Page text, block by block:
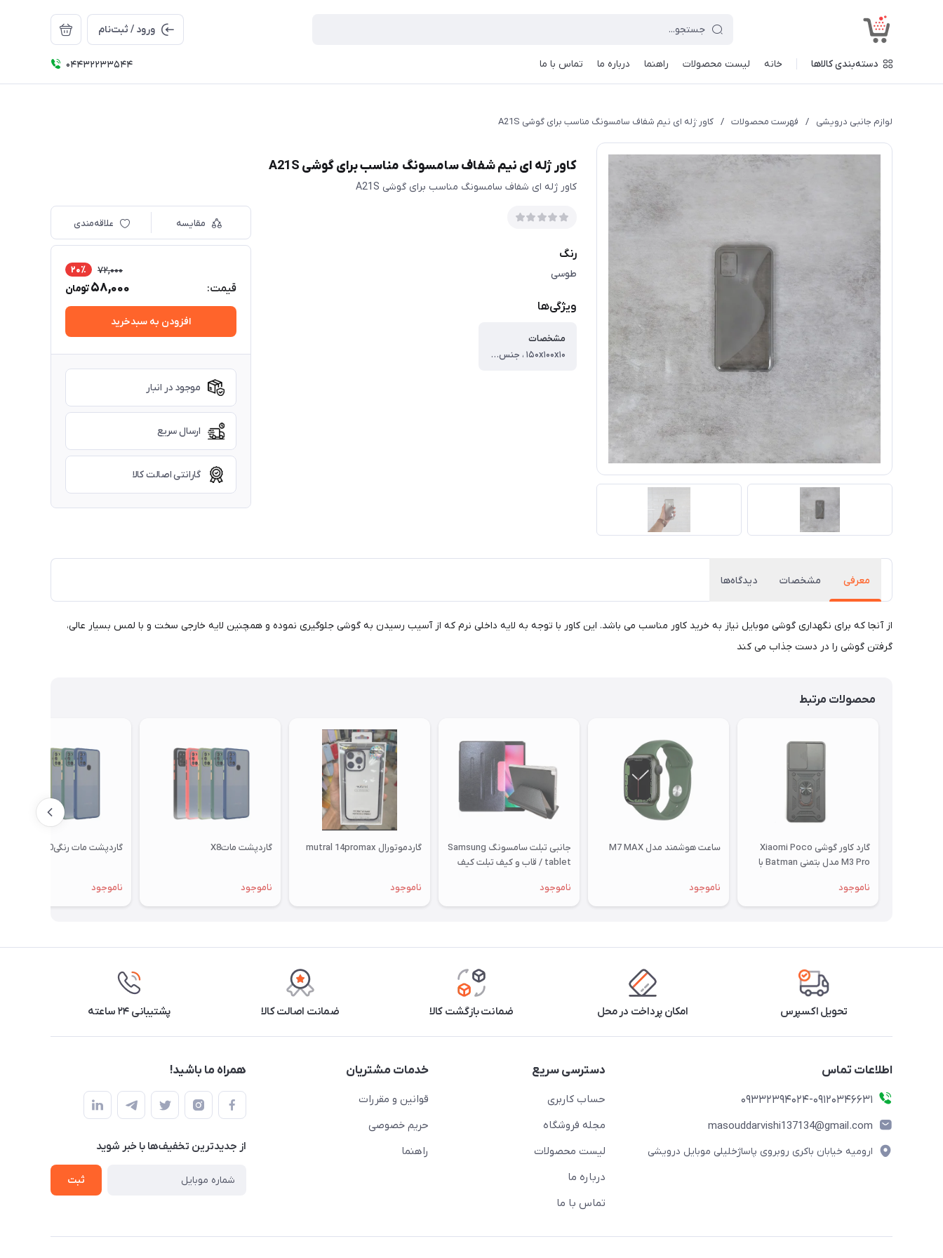
ورود / ثبت‌نام
دسته‌بندی کالاها خانه لیست محصولات راهنما درباره ما تماس با ما 04432233544
لوازم جانبی درویشی / فهرست محصولات / کاور ژله ای نیم شفاف سامسونگ مناسب برای گوشی A21S
کاور ژله ای نیم شفاف سامسونگ مناسب برای گوشی A21S
کاور ژله ای شفاف سامسونگ مناسب برای گوشی A21S
رنگ
طوسی
ویژگی‌ها
مشخصات
۱۵۰x۱۰۰x۱۰ ، جنس ، پلاستیک ، TPE ، وزن ، ۳۰ گرم ، ساختار ، مات ، سطح پوشش ، قاب پشتی ، لبه بالایی ، لبه پایینی ، لبه چپ ، لبه راست ، حفاظت از دکمه‌ها ، قابلیت‌های کیف و کاور ، مقاوم در برابر ضربه ، دسترسی آسان به درگاه ها ، دارای پوشش کلی ، لبه های برجسته برای محافظت صفحه نمایش ، لبه های برجسته برای محافظت دوربین
مقایسه علاقه‌مندی
قیمت:
72,000 20٪
58,000تومان
افزودن به سبدخرید
موجود در انبار
ارسال سریع
گارانتی اصالت کالا
معرفی مشخصات دیدگاه‌ها
از آنجا که برای نگهداری گوشی موبایل نیاز به خرید کاور مناسب می باشد. این کاور با توجه به لایه داخلی نرم که از آسیب رسیدن به گوشی جلوگیری نموده و همچنین لایه خارجی سخت و با لمس بسیار عالی،
گرفتن گوشی را در دست جذاب می کند
محصولات مرتبط
گارد کاور گوشی Xiaomi Poco
M3 Pro مدل بتمنی Batman با
ناموجود
ساعت هوشمند مدل M7 MAX
ناموجود
جانبی تبلت سامسونگ Samsung
tablet / قاب و کیف تبلت کیف
کلاسوری تبلت سامسونگ تی 515
2019 T515
ناموجود
گاردموتورال mutral 14promax
ناموجود
گاردپشت ماتX8
ناموجود
گاردپشت مات رنگیNOVA70
ناموجود
تحویل اکسپرس امکان پرداخت در محل ضمانت بازگشت کالا ضمانت اصالت کالا پشتیبانی ۲۴ ساعته
اطلاعات تماس
09332394024-09120346631
masouddarvishi137134@gmail.com
ارومیه خیابان باکری روبروی پاساژخلیلی موبایل درویشی
دسترسی سریع
حساب کاربری
مجله فروشگاه
لیست محصولات
درباره ما
تماس با ما
خدمات مشتریان
قوانین و مقررات
حریم خصوصی
راهنما
همراه ما باشید!
از جدید‌ترین تخفیف‌ها با‌ خبر شوید
ثبت